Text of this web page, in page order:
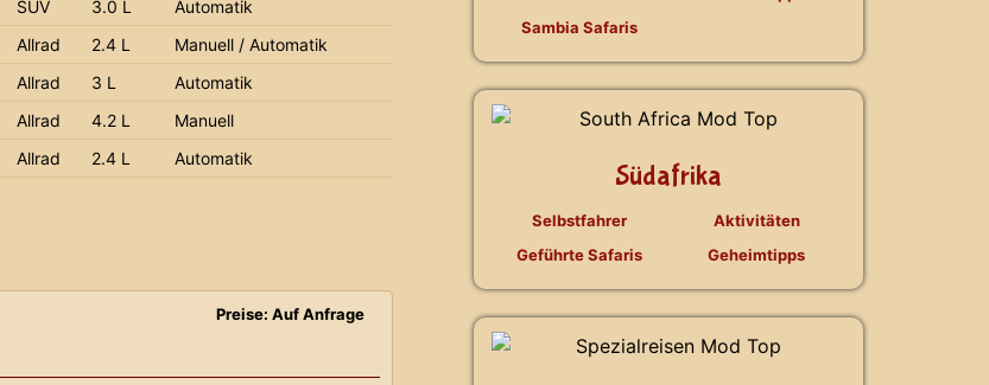
SUV 3.0 L
Automatik
Allrad 2.4 L
Manuell / Automatik
Allrad 3 L
Automatik
Allrad 4.2 L
Manuell
Allrad 2.4 L Automatik
Preise: Auf Anfrage
Sambia Safaris
Südafrika
Selbstfahrer
Geführte Safaris
Aktivitäten
Geheimtipps